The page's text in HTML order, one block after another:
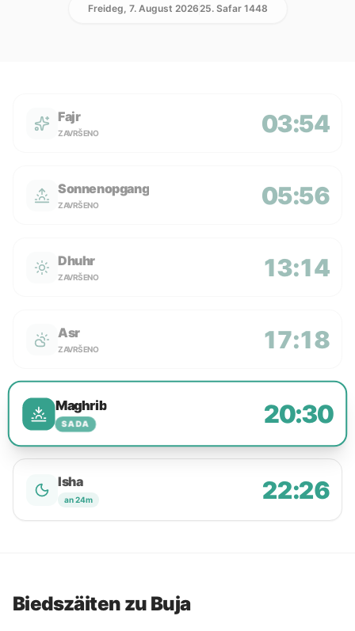
Freideg, 7. August 202625. Safar 1448
Fajr
ZAVRŠENO 03:54
Sonnenopgang
ZAVRŠENO 05:56
Dhuhr
ZAVRŠENO 13:14
Asr
ZAVRŠENO 17:18
Maghrib
SADA 20:30
Isha
an 24m 22:26
Biedszäiten zu Buja